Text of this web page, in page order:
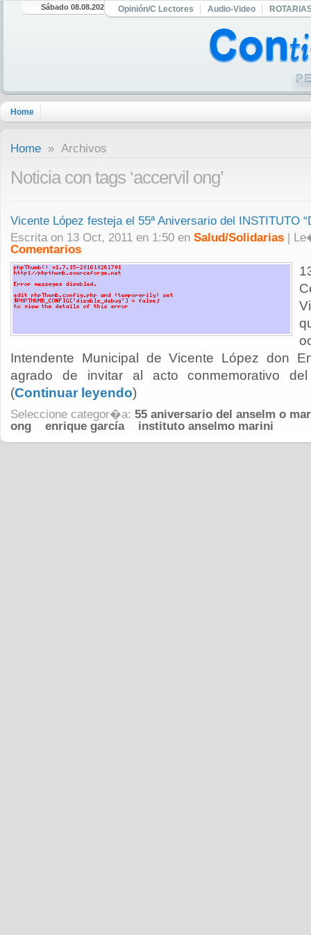
Sábado 08.08.2026 Opinión/C Lectores Audio-Video
Home
Home » Archivos
Noticia con tags ‘accervil ong’
Vicente López festeja el 55ª Aniversario del INSTITUTO
Escrita on 13 Oct, 2011 en 1:50 en Salud/Solidarias |
Comentarios
Intendente Municipal de Vicente López don
agrado de invitar al acto conmemorativo
(Continuar leyendo)
Seleccione categor�a: 55 aniversario del anselm o
ong
enrique garcía instituto anselmo marini